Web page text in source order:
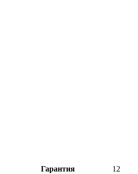
Гарантия 12